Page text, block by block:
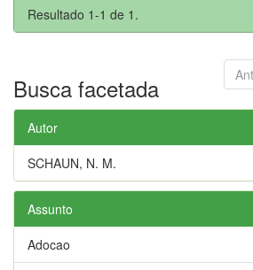
Resultado 1-1 de 1.
Busca facetada
Autor
SCHAUN, N. M.
Assunto
Adocao